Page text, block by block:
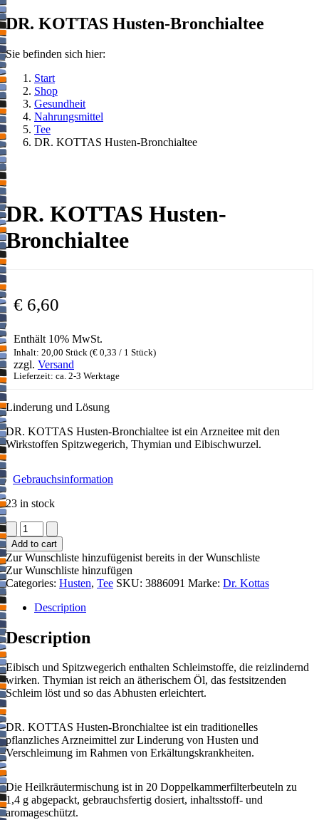
DR. KOTTAS Husten-Bronchialtee
Sie befinden sich hier:
Start
Shop
Gesundheit
Nahrungsmittel
Tee
DR. KOTTAS Husten-Bronchialtee
DR. KOTTAS Husten-
Bronchialtee
€ 6,60
Enthält 10% MwSt.
Inhalt: 20,00 Stück (€ 0,33 / 1 Stück)
zzgl. Versand
Lieferzeit: ca. 2-3 Werktage
Linderung und Lösung
DR. KOTTAS Husten-Bronchialtee ist ein Arzneitee mit den
Wirkstoffen Spitzwegerich, Thymian und Eibischwurzel.
Gebrauchsinformation
23 in stock
DR.
KOTTAS
Husten-
Bronchialtee
quantity
Add to cart
Zur Wunschliste hinzufügenist bereits in der Wunschliste
Zur Wunschliste hinzufügen
Categories: Husten, Tee SKU: 3886091 Marke: Dr. Kottas
Description
Description
Eibisch und Spitzwegerich enthalten Schleimstoffe, die reizlindernd
wirken. Thymian ist reich an ätherischem Öl, das festsitzenden
Schleim löst und so das Abhusten erleichtert.
DR. KOTTAS Husten-Bronchialtee ist ein traditionelles
pflanzliches Arzneimittel zur Linderung von Husten und
Verschleimung im Rahmen von Erkältungskrankheiten.
Die Heilkräutermischung ist in 20 Doppelkammerfilterbeuteln zu
1,4 g abgepackt, gebrauchsfertig dosiert, inhaltsstoff- und
aromageschützt.